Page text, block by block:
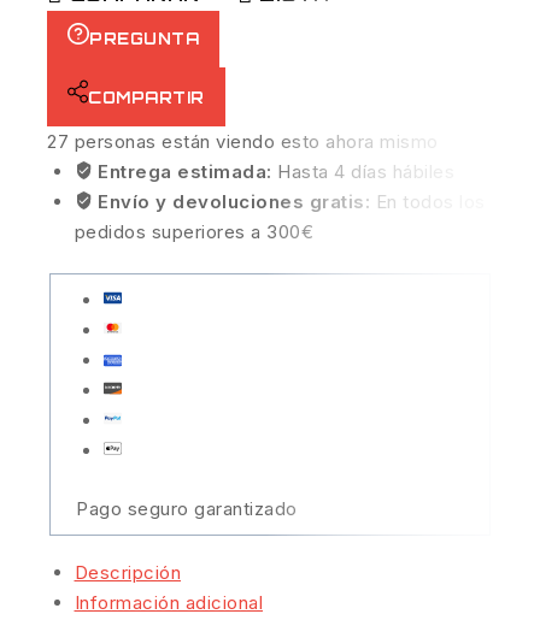
PREGUNTA
COMPARTIR
27 personas están viendo esto ahora mismo
Entrega estimada: Hasta 4 días hábiles
Envío y devoluciones gratis: En todos los
pedidos superiores a 300€
Pago seguro garantizado
Descripción
Información adicional